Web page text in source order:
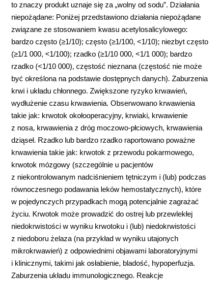
to znaczy produkt uznaje się za „wolny od sodu”. Działania
niepożądane: Poniżej przedstawiono działania niepożądane
związane ze stosowaniem kwasu acetylosalicylowego:
bardzo często (≥1/10); często (≥1/100, <1/10); niezbyt często
(≥1/1 000, <1/100); rzadko (≥1/10 000, <1/1 000); bardzo
rzadko (<1/10 000), częstość nieznana (częstość nie może
być określona na podstawie dostępnych danych). Zaburzenia
krwi i układu chłonnego. Zwiększone ryzyko krwawień,
wydłużenie czasu krwawienia. Obserwowano krwawienia
takie jak: krwotok okołooperacyjny, krwiaki, krwawienie
z nosa, krwawienia z dróg moczowo-płciowych, krwawienia
dziąseł. Rzadko lub bardzo rzadko raportowano poważne
krwawienia takie jak: krwotok z przewodu pokarmowego,
krwotok mózgowy (szczególnie u pacjentów
z niekontrolowanym nadciśnieniem tętniczym i (lub) podczas
równoczesnego podawania leków hemostatycznych), które
w pojedynczych przypadkach mogą potencjalnie zagrażać
życiu. Krwotok może prowadzić do ostrej lub przewlekłej
niedokrwistości w wyniku krwotoku i (lub) niedokrwistości
z niedoboru żelaza (na przykład w wyniku utajonych
mikrokrwawień) z odpowiednimi objawami laboratoryjnymi
i klinicznymi, takimi jak osłabienie, bladość, hypoperfuzja.
Zaburzenia układu immunologicznego. Reakcje